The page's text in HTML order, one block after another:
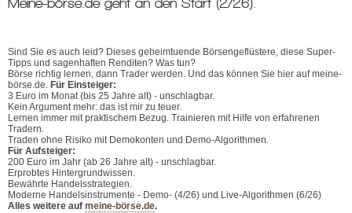
Meine-börse.de geht an den Start (2/26).
Sind Sie es auch leid? Dieses geheimtuende Börsengeflüstere, diese Super-
Tipps und sagenhaften Renditen? Was tun?
Börse richtig lernen, dann Trader werden. Und das können Sie hier auf meine-
börse.de. Für Einsteiger:
3 Euro im Monat (bis 25 Jahre alt) - unschlagbar.
Kein Argument mehr: das ist mir zu teuer.
Lernen immer mit praktischem Bezug. Trainieren mit Hilfe von erfahrenen
Tradern.
Traden ohne Risiko mit Demokonten und Demo-Algorithmen.
Für Aufsteiger:
200 Euro im Jahr (ab 26 Jahre alt) - unschlagbar.
Erprobtes Hintergrundwissen.
Bewährte Handelsstrategien.
Moderne Handelsinstrumente - Demo- (4/26) und Live-Algorithmen (6/26)
Alles weitere auf meine-börse.de.